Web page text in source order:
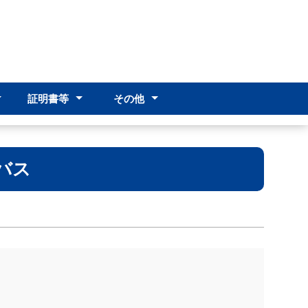
入学
入学
証明書等
証明書申請
感染症申請
その他
その他
アクセス
PTA
創立60周年事業
ス